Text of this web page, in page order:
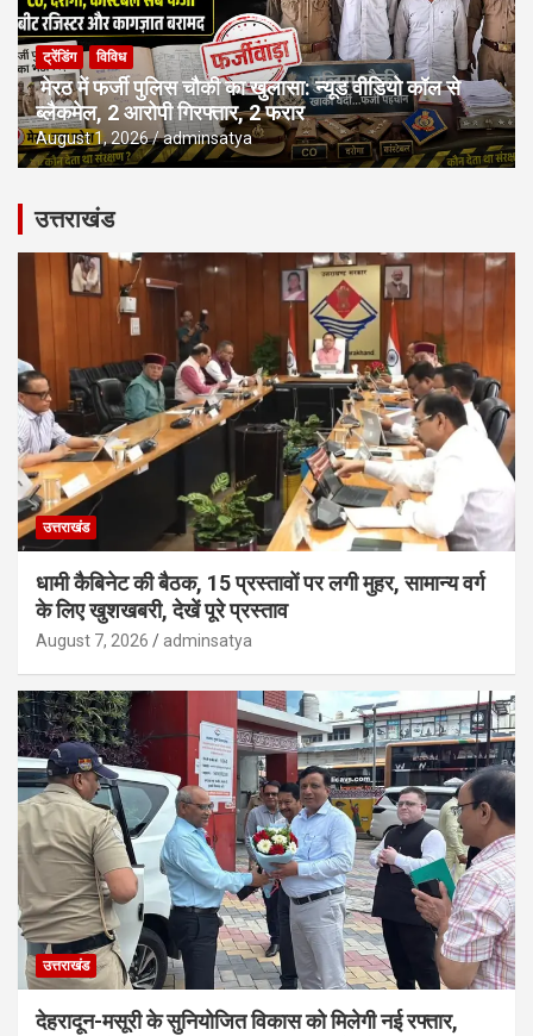
ट्रेंडिंग विविध
मेरठ में फर्जी पुलिस चौकी का खुलासा: न्यूड वीडियो कॉल से
ब्लैकमेल, 2 आरोपी गिरफ्तार, 2 फरार
August 1, 2026 adminsatya
उत्तराखंड
उत्तराखंड
धामी कैबिनेट की बैठक, 15 प्रस्तावों पर लगी मुहर, सामान्य वर्ग
के लिए खुशखबरी, देखें पूरे प्रस्ताव
August 7, 2026 adminsatya
उत्तराखंड
देहरादून-मसूरी के सुनियोजित विकास को मिलेगी नई रफ्तार,